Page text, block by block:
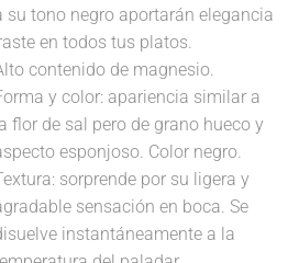
su tono negro aportarán elegancia
en todos tus platos.
contenido de magnesio.
y color: apariencia similar a
la flor de sal pero de grano hueco y
esponjoso. Color negro.
sorprende por su ligera y
sensación en boca. Se
instantáneamente a la